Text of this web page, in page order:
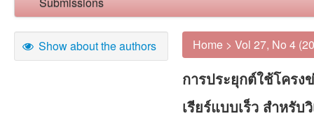
Show about the authors Home > Vol 27, No 4
การประยุกต์ใช้โครง
เรียร์แบบเร็ว สำหรั